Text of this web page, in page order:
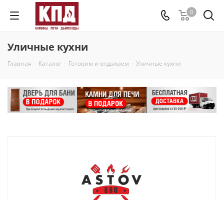
0
Уличные кухни
Главная - Каталог - Готовим и отдыхаем - Уличные кухни